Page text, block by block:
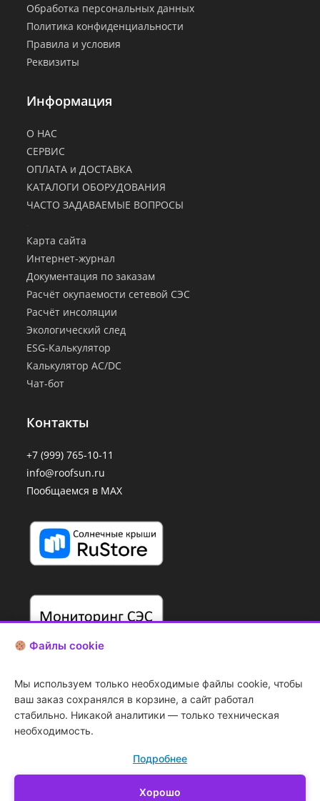
Обработка персональных данных
Политика конфиденциальности
Правила и условия
Реквизиты
Информация
О НАС
СЕРВИС
ОПЛАТА и ДОСТАВКА
КАТАЛОГИ ОБОРУДОВАНИЯ
ЧАСТО ЗАДАВАЕМЫЕ ВОПРОСЫ
Карта сайта
Интернет-журнал
Документация по заказам
Расчёт окупаемости сетевой СЭС
Расчёт инсоляции
Экологический след
ESG-Калькулятор
Калькулятор AC/DC
Чат-бот
Контакты
+7 (999) 765-10-11
info@roofsun.ru
Пообщаемся в MAX
запрещено
Файлы cookie
Мы используем только необходимые файлы cookie, чтобы
ваш заказ сохранялся в корзине, а сайт работал
стабильно. Никакой аналитики — только техническая
необходимость.
Подробнее
Хорошо